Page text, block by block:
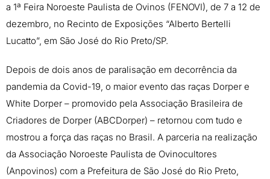
a 1ª Feira Noroeste Paulista de Ovinos (FENOVI), de 7 a 12 de
dezembro, no Recinto de Exposições “Alberto Bertelli
Lucatto”, em São José do Rio Preto/SP.
Depois de dois anos de paralisação em decorrência da
pandemia da Covid-19, o maior evento das raças Dorper e
White Dorper – promovido pela Associação Brasileira de
Criadores de Dorper (ABCDorper) – retornou com tudo e
mostrou a força das raças no Brasil. A parceria na realização
da Associação Noroeste Paulista de Ovinocultores
(Anpovinos) com a Prefeitura de São José do Rio Preto,